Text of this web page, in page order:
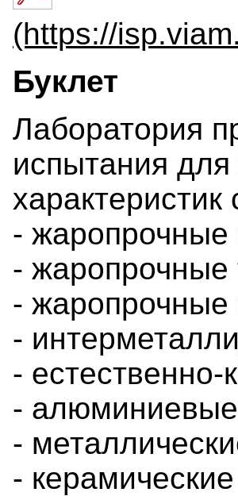
(https://
Буклет
Лаборатория
испытания
-
- жаропрочные
- жаропрочные
-
-
-
-
-